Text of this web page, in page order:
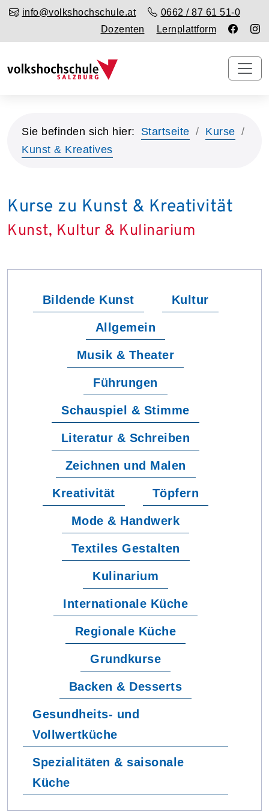
info@volkshochschule.at
0662 / 87 61 51-0
Dozenten
Lernplattform
Sie befinden sich hier: Startseite
Kurse
Kunst & Kreatives
Kurse zu Kunst & Kreativität
Kunst, Kultur & Kulinarium
Bildende Kunst Kultur
Allgemein
Musik & Theater
Führungen
Schauspiel & Stimme
Literatur & Schreiben
Zeichnen und Malen
Kreativität Töpfern
Mode & Handwerk
Textiles Gestalten
Kulinarium
Internationale Küche
Regionale Küche
Grundkurse
Backen & Desserts
Gesundheits- und
Vollwertküche
Spezialitäten & saisonale
Küche